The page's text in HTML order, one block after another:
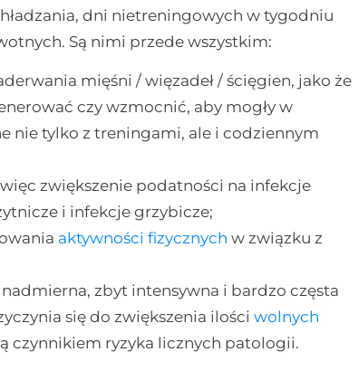
dni nietreningowych w tygodniu
Są nimi przede wszystkim:
mięśni / więzadeł / ścięgien, jako że
czy wzmocnić, aby mogły w
nie tylko z treningami, ale i codziennym
zwiększenie podatności na infekcje
i infekcje grzybicze;
aktywności fizycznych w związku z
zbyt intensywna i bardzo częsta
się do zwiększenia ilościwolnych
czynnikiem ryzyka licznych patologii.